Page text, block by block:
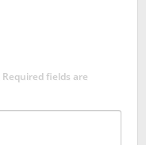
Required fields are